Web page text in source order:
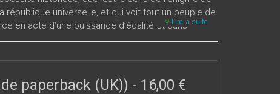
république universelle, et qui voit tout un peuple de
en acte d’une puissance d’égalité et dans
de son œuvre pédagogique ou de sa capacité à
Lire la suite
paperback (UK)) - 16,00 €